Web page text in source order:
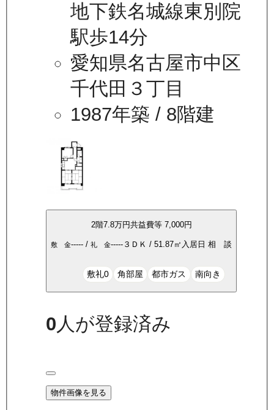
地下鉄名城線東別院
駅歩14分
愛知県名古屋市中区
千代田３丁目
1987年築 / 8階建
2階7.8万円共益費等 7,000円
敷 金----- /礼 金----- ３ＤＫ /51.87㎡ 入居日相 談
敷礼0 角部屋 都市ガス 南向き
0人が登録済み
物件画像を見る